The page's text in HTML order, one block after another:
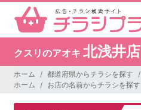
クスリのアオキ 北浅井店
ホーム 都道府県からチラシを探す
ホーム
お店の名前からチラシを探す